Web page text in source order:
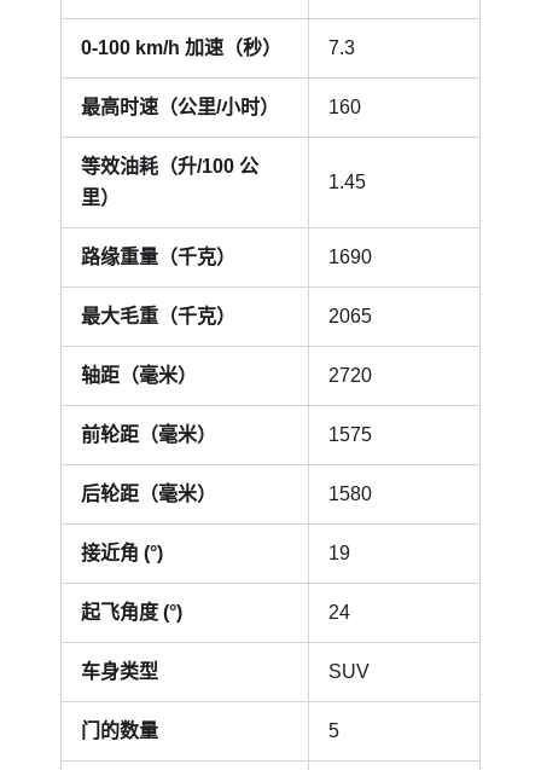
0-100 km/h 加速（秒） 7.3
最高时速（公里/小时） 160
等效油耗（升/100 公
里）
1.45
路缘重量（千克） 1690
最大毛重（千克） 2065
轴距（毫米） 2720
前轮距（毫米） 1575
后轮距（毫米） 1580
接近角 (°) 19
起飞角度 (°) 24
车身类型 SUV
门的数量 5